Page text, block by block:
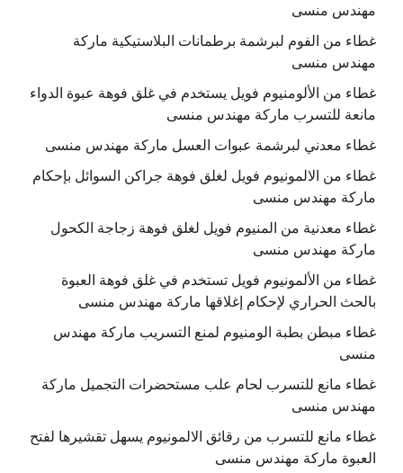
مهندس منسى
غطاء من الفوم لبرشمة برطمانات البلاستيكية ماركة
مهندس منسى
غطاء من الألومنيوم فويل يستخدم في غلق فوهة عبوة الدواء
مانعة للتسرب ماركة مهندس منسى
غطاء معدني لبرشمة عبوات العسل ماركة مهندس منسى
غطاء من الالمونيوم فويل لغلق فوهة جراكن السوائل بإحكام
ماركة مهندس منسى
غطاء معدنية من المنيوم فويل لغلق فوهة زجاجة الكحول
ماركة مهندس منسى
غطاء من الألمونيوم فويل تستخدم في غلق فوهة العبوة
بالحث الحراري لإحكام إغلاقها ماركة مهندس منسى
غطاء مبطن بطبة الومنيوم لمنع التسريب ماركة مهندس
منسى
غطاء مانع للتسرب لحام علب مستحضرات التجميل ماركة
مهندس منسى
غطاء مانع للتسرب من رقائق الالمونيوم يسهل تقشيرها لفتح
العبوة ماركة مهندس منسى